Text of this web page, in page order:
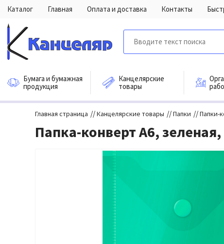
Каталог Главная Оплата и доставка Контакты
Бумага и бумажная
продукция
Канцелярские
товары
Главная страница //Канцелярские товары //Папки //Папки-
Папка-конверт A6,